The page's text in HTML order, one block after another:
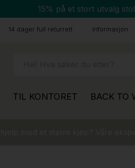
15% på et stort utvalg
14 dager full returrett Informasjon
TIL KONTORET BACK TO